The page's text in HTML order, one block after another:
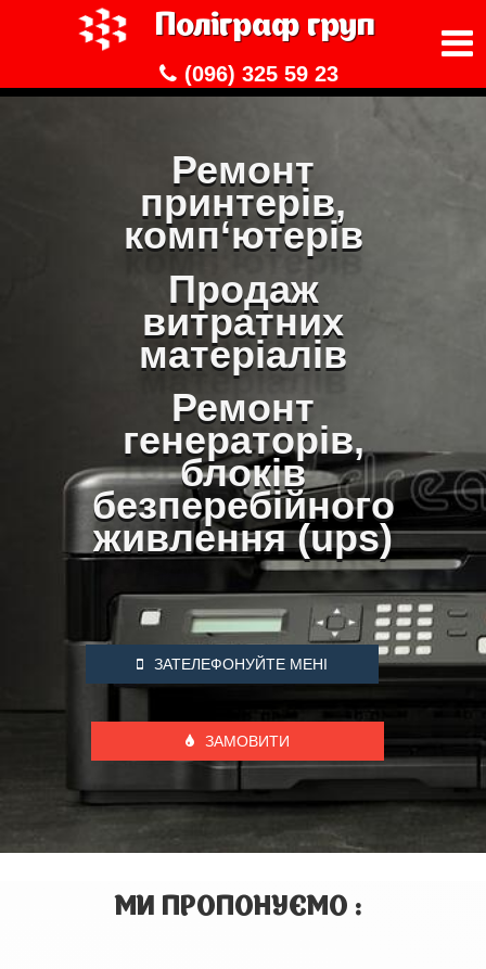
Поліграф груп
(096) 325 59 23
Ремонт
принтерів,
комп‘ютерів
Продаж
витратних
матеріалів
Ремонт
генераторів,
блоків
безперебійного
живлення (ups)
ЗАТЕЛЕФОНУЙТЕ МЕНІ
ЗАМОВИТИ
МИ ПРОПОНУЄМО :